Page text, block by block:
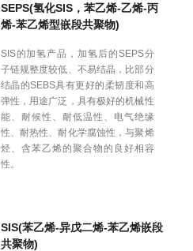
SEPS(氢化SIS，苯乙烯-乙烯-丙
烯-苯乙烯型嵌段共聚物)
SIS的加氢产品，加氢后的SEPS分
子链规整度较低、不易结晶，比部分
结晶的SEBS具有更好的柔韧度和高
弹性，用途广泛，具有极好的机械性
能、耐候性、耐低温性、电气绝缘
性、耐热性、耐化学腐蚀性，与聚烯
烃、含苯乙烯的聚合物的良好相容
性。
SIS(苯乙烯-异戊二烯-苯乙烯嵌段
共聚物)